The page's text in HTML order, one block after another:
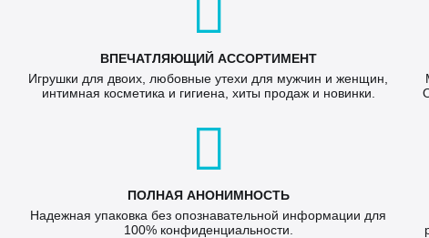
ВПЕЧАТЛЯЮЩИЙ АССОРТИМЕНТ
Игрушки для двоих, любовные утехи для мужчин и женщин,
интимная косметика и гигиена, хиты продаж и новинки.
ПОЛНАЯ АНОНИМНОСТЬ
Надежная упаковка без опознавательной информации для
100% конфиденциальности.